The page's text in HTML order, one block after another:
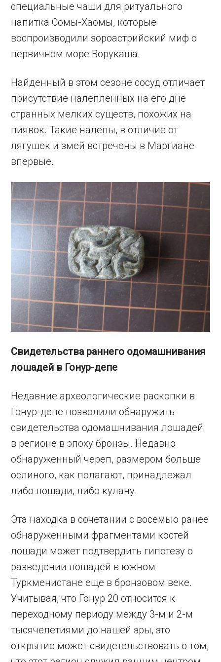
специальные чаши для ритуального
напитка Сомы-Хаомы, которые
воспроизводили зороастрийский миф о
первичном море Ворукаша.
Найденный в этом сезоне сосуд отличает
присутствие налепленных на его дне
странных мелких существ, похожих на
пиявок. Такие налепы, в отличие от
лягушек и змей встречены в Маргиане
впервые.
Свидетельства раннего одомашнивания
лошадей в Гонур-депе
Недавние археологические раскопки в
Гонур-депе позволили обнаружить
свидетельства одомашнивания лошадей
в регионе в эпоху бронзы. Недавно
обнаруженный череп, размером больше
ослиного, как полагают, принадлежал
либо лошади, либо кулану.
Эта находка в сочетании с восемью ранее
обнаруженными фрагментами костей
лошади может подтвердить гипотезу о
разведении лошадей в южном
Туркменистане еще в бронзовом веке.
Учитывая, что Гонур 20 относится к
переходному периоду между 3-м и 2-м
тысячелетиями до нашей эры, это
открытие может свидетельствовать о том,